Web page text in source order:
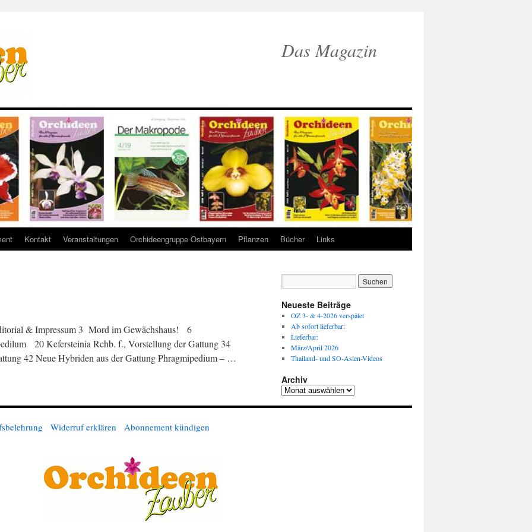
Das Magazin
Kontakt Veranstaltungen Orchideengruppe Ostbayern Pflanzen Bücher Links
& Impressum 3 Mord im Gewächshaus! 6
20 Kefersteinia Rchb. f., Vorstellung der Gattung 34
42 Neue Hybriden aus der Gattung Phragmipedium – …
Neueste Beiträge
OZ 3- & 4-2026 verspätet
Ab sofort lieferbar:
Lieferbar:
März/April 2026
Thailand- und SO-Asien-Videos
Archiv
Archiv
Widerruf erklären Abonnement kündigen